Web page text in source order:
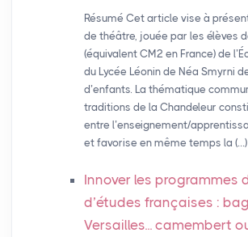
Résumé Cet article vise à
de théâtre, jouée par les élèves
(équivalent CM2 en France) de
du Lycée Léonin de Néa Smyrni
d’enfants. La thématique
traditions de la Chandeleur
entre l’enseignement/
et favorise en même temps la (…)
Innover les programmes
d’études françaises :
Versailles... camembert